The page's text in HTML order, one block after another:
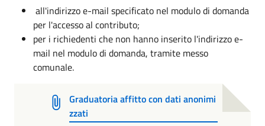
all'indirizzo e-mail specificato nel modulo di domanda
per l'accesso al contributo;
per i richiedenti che non hanno inserito l'indirizzo e-
mail nel modulo di domanda, tramite messo
comunale.
Graduatoria affitto con dati anonimi
zzati